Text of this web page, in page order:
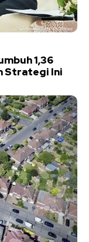
1,36
Strategi Ini